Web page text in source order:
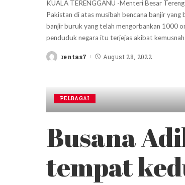
KUALA TERENGGANU -Menteri Besar
Pakistan di atas musibah bencana banjir
banjir buruk yang telah mengorbankan 1000
penduduk negara itu terjejas akibat
Postedrentas7 August 28, 2022
PELBAGAI
Busana
tempat